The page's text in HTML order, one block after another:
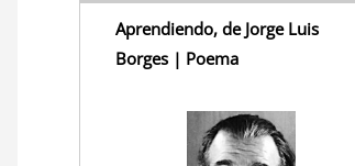
Aprendiendo, de Jorge Luis
Borges | Poema